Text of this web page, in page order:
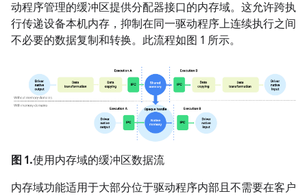
动程序管理的缓冲区提供分配器接口的内存域。这允许跨执
行传递设备本机内存，抑制在同一驱动程序上连续执行之间
不必要的数据复制和转换。此流程如图 1 所示。
图 1.使用内存域的缓冲区数据流
内存域功能适用于大部分位于驱动程序内部且不需要在客户